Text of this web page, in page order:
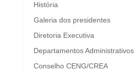
História
Galeria dos presidentes
Diretoria Executiva
Departamentos Administrativos
Conselho CENG/CREA